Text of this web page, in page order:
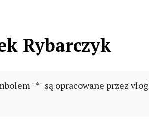
Rybarczyk
"*" są opracowane przez